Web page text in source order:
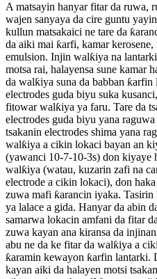
A matsayin hanyar fitar da ruwa,
wajen sanyaya da cire guntu
kullun matsakaici ne tare da
da aiki mai ƙarfi, kamar
emulsion. Injin walƙiya na
motsa rai, halayensa sune kamar
da walƙiya suna da babban
electrodes guda biyu suka
fitowar walƙiya ya faru. Tare da
electrodes guda biyu yana
tsakanin electrodes shima yana
walƙiya a cikin lokaci bayan an
(yawanci 10-7-10-3s) don kiyaye
walƙiya (watau, kuzarin zafi na
electrode a cikin lokaci), don
zuwa mafi ƙarancin iyaka. Tasirin
ya lalace a gida. Hanyar da abin
samarwa lokacin amfani da fitar
zuwa kayan ana kiransa da
abu ne da ke fitar da walƙiya a
ƙaramin kewayon ƙarfin lantarki.
kayan aiki da halayen motsi